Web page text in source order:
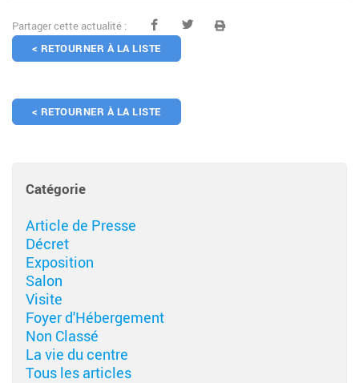
Partager cette actualité :
< RETOURNER À LA LISTE
< RETOURNER À LA LISTE
Catégorie
Article de Presse
Décret
Exposition
Salon
Visite
Foyer d'Hébergement
Non Classé
La vie du centre
Tous les articles